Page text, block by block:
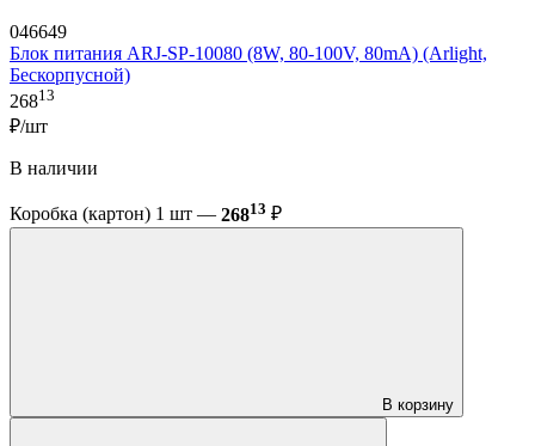
046649
Блок питания ARJ-SP-10080 (8W, 80-100V, 80mA) (Arlight,
Бескорпусной)
26813
₽/шт
В наличии
Коробка (картон) 1 шт — 26813 ₽
В корзину